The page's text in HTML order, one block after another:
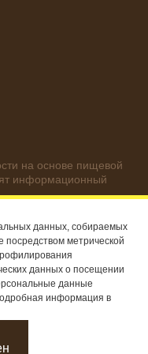
на основе пищевой
информационный
Produits Nestlé S.A.
данных, собираемых
посредством метрической
данных о посещении
данные
информация в